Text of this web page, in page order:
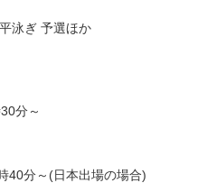
泳ぎ 予選ほか
分～
分～(日本出場の場合)